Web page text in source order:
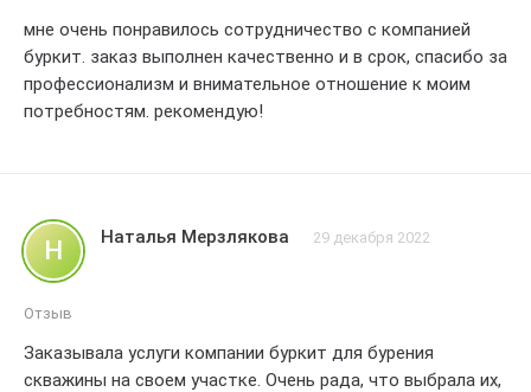
мне очень понравилось сотрудничество с компанией
буркит. заказ выполнен качественно и в срок, спасибо за
профессионализм и внимательное отношение к моим
потребностям. рекомендую!
Н Наталья Мерзлякова 29 декабря 2022
Отзыв
Заказывала услуги компании буркит для бурения
скважины на своем участке. Очень рада, что выбрала их,